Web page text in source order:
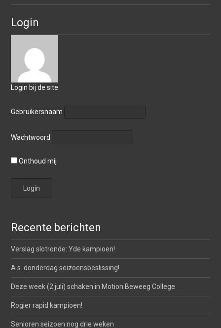
Login
Login bij de site.
Gebruikersnaam
Wachtwoord
Onthoud mij
Recente berichten
Verslag slotronde: Yde kampioen!
A.s. donderdag seizoensbeslissing!
Deze week (2 juli) schaken in Motion Beweeg College
Rogier rapid kampioen!
Senioren seizoen nog drie weken